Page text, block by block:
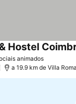
animadosVer
Hostel
a 19.9 km de Villa